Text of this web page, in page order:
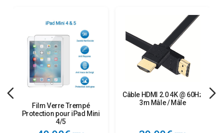
Film Verre Trempé
Protection pour iPad Mini
4/5
Câble HDMI 2.0 4K @ 60Hz
3m Mâle / Mâle